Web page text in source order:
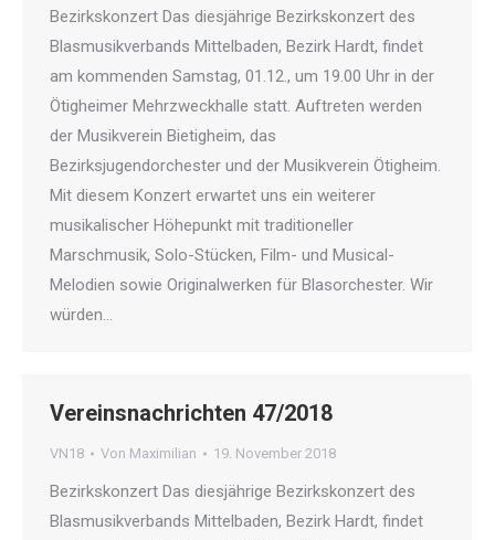
Bezirkskonzert Das diesjährige Bezirkskonzert des
Blasmusikverbands Mittelbaden, Bezirk Hardt, findet
am kommenden Samstag, 01.12., um 19.00 Uhr in der
Ötigheimer Mehrzweckhalle statt. Auftreten werden
der Musikverein Bietigheim, das
Bezirksjugendorchester und der Musikverein Ötigheim.
Mit diesem Konzert erwartet uns ein weiterer
musikalischer Höhepunkt mit traditioneller
Marschmusik, Solo-Stücken, Film- und Musical-
Melodien sowie Originalwerken für Blasorchester. Wir
würden…
Vereinsnachrichten 47/2018
VN18 Von Maximilian 19. November 2018
Bezirkskonzert Das diesjährige Bezirkskonzert des
Blasmusikverbands Mittelbaden, Bezirk Hardt, findet